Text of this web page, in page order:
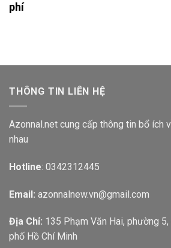
phí
THÔNG TIN LIÊN HỆ
Azonnal.net cung cấp thông tin bổ ích
nhau
Hotline: 0342312445
Email: azonnalnew.vn@gmail.com
Địa Chỉ: 135 Phạm Văn Hai, phường 5,
phố Hồ Chí Minh